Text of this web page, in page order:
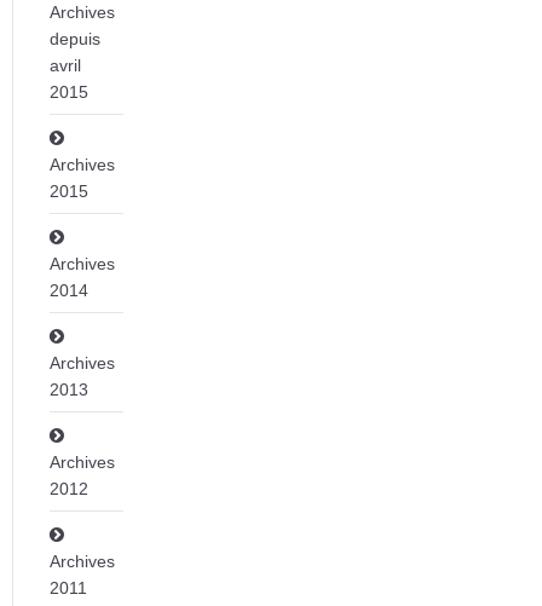
Archives
depuis
avril
2015
Archives
2015
Archives
2014
Archives
2013
Archives
2012
Archives
2011